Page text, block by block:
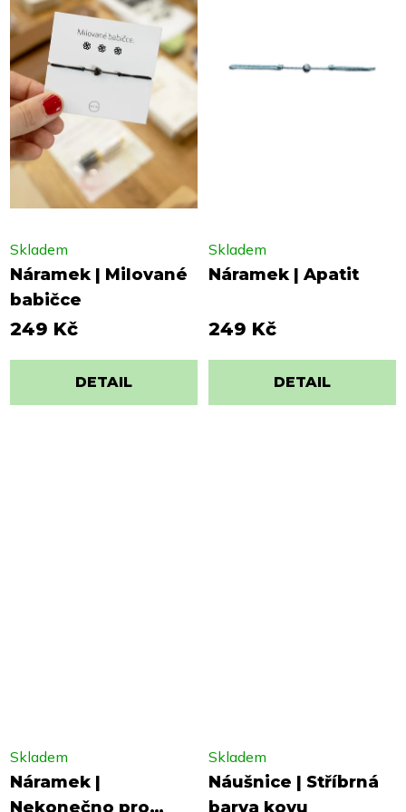
Náramek | Milované
babičce
Skladem
249 Kč
DETAIL
Náramek | Apatit
Skladem
249 Kč
DETAIL
Náramek |
Nekonečno pro
Skladem
Náušnice | Stříbrná
barva kovu
Skladem